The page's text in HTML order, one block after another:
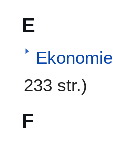
E
Ekonomie
233 str.)
F